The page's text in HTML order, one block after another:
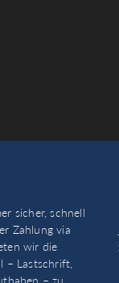
sicher, schnell
Zahlung via
wir die
– Lastschrift,
– zu